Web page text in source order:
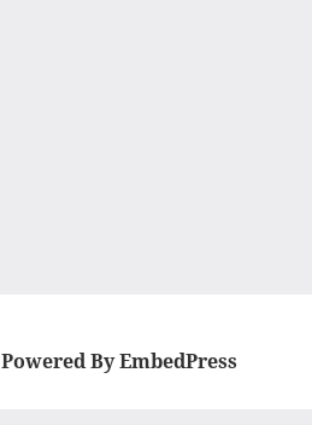
Powered By EmbedPress